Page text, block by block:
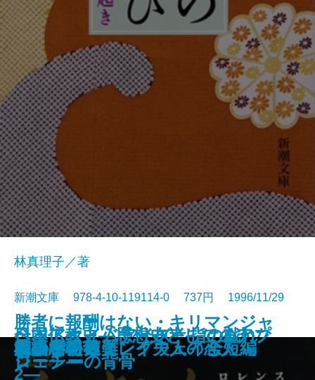
蝶々の纏足・風葬の教室
孤独の歌声
淋しい狩人
6月19日の花嫁
スノーグース
イタリアからの手紙
全国アホ・バカ分布考―はるかな
る言葉の旅路―
きもの
新約聖書を知っていますか
着物の悦び きもの七転び八起き
林真理子／著
新潮文庫 978-4-10-119114-0 737円 1996/11/29
完訳 チャタレイ夫人の恋人
ベッドタイムアイズ・指の戯れ・
ジェシーの背骨
ニコライ遭難
櫂
かまいたち
幸福な朝食
日本仏教史―思想史としてのアプ
ローチ―
臓器農場
勝者に報酬はない・キリマンジャ
ロの雪―ヘミングウェイ全短編
2―
柩の中の猫